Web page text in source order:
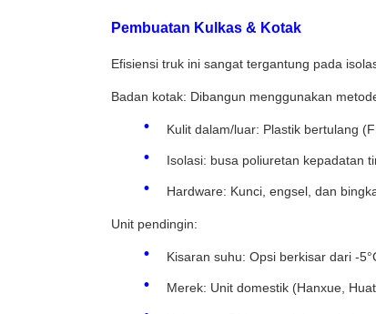
Pembuatan Kulkas & Kotak
Efisiensi truk ini sangat tergantung pada
Badan kotak: Dibangun menggunakan
Kulit dalam/luar: Plastik bertulang
Isolasi: busa poliuretan kepadatan
Hardware: Kunci, engsel, dan
Unit pendingin:
Kisaran suhu: Opsi berkisar dari -
Merek: Unit domestik (Hanxue,